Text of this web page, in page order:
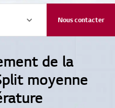
Nous contacter
de la
moyenne